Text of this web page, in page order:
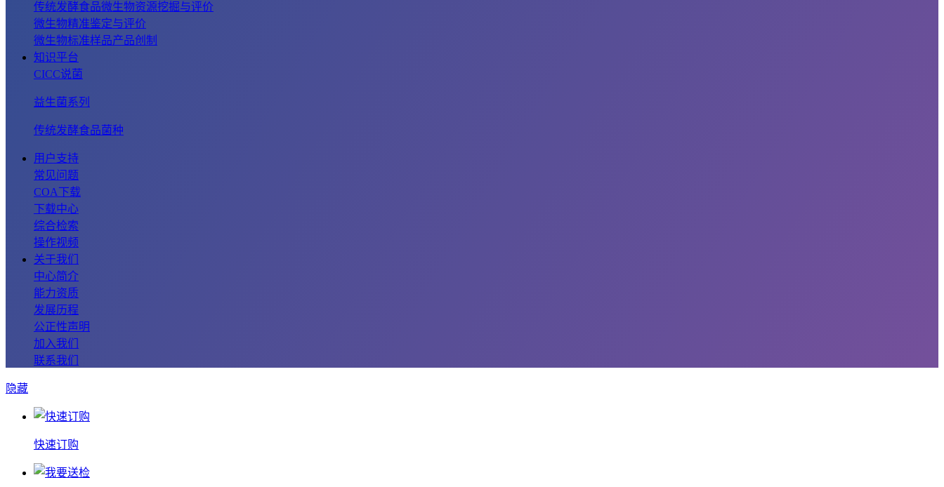
传统发酵食品微生物资源挖掘与评价
微生物精准鉴定与评价
微生物标准样品产品创制
知识平台
CICC说菌
益生菌系列
传统发酵食品菌种
用户支持
常见问题
COA下载
下载中心
综合检索
操作视频
关于我们
中心简介
能力资质
发展历程
公正性声明
加入我们
联系我们
隐藏
快速订购